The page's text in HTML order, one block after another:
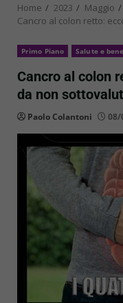
Home 2023 Maggio
Cancro al colon retto:
Primo Piano Salute e
Cancro al colon
da non
Paolo Colantoni 08/